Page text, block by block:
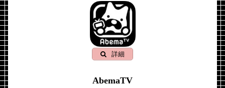
詳細
AbemaTV